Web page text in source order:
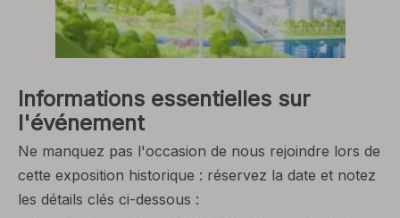
Informations essentielles sur
l'événement
Ne manquez pas l'occasion de nous rejoindre lors de
cette exposition historique : réservez la date et notez
les détails clés ci-dessous :